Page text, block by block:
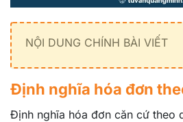
NỘI DUNG CHÍNH BÀI VIẾT
Định nghĩa hóa đơn
Định nghĩa hóa đơn căn cứ theo